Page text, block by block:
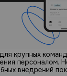
крупных
персоналом.
внедрений